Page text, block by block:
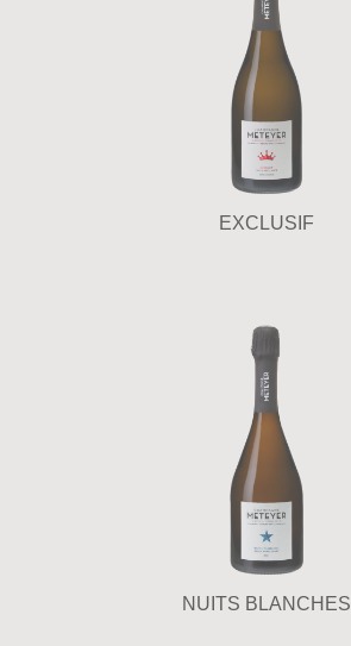
EXCLUSIF
NUITS BLANCHES